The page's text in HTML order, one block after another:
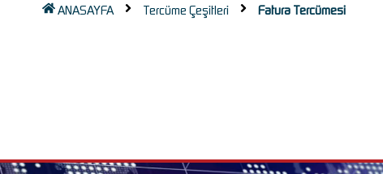
ANASAYFA Tercüme Çeşitleri Fatura Tercümesi